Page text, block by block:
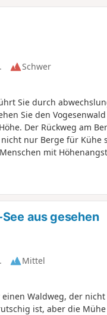
Schwer
Sie durch
Sie den
Der Rückweg am
nur Berge für Kühe
mit
werden, teilen Sie
aus gesehen
Mittel
Waldweg, der
ist, aber die